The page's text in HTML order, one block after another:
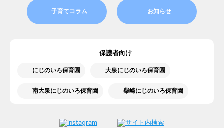
子育てコラム お知らせ
保護者向け
にじのいろ保育園 大泉にじのいろ保育園
南大泉にじのいろ保育園 柴崎にじのいろ保育園